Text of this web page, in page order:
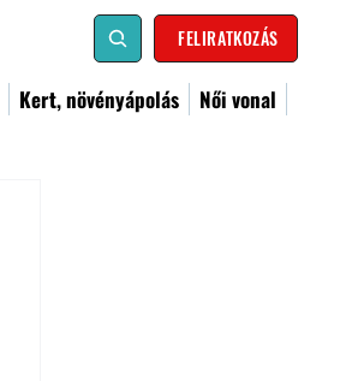
FELIRATKOZÁS
Kert, növényápolás
Női vonal